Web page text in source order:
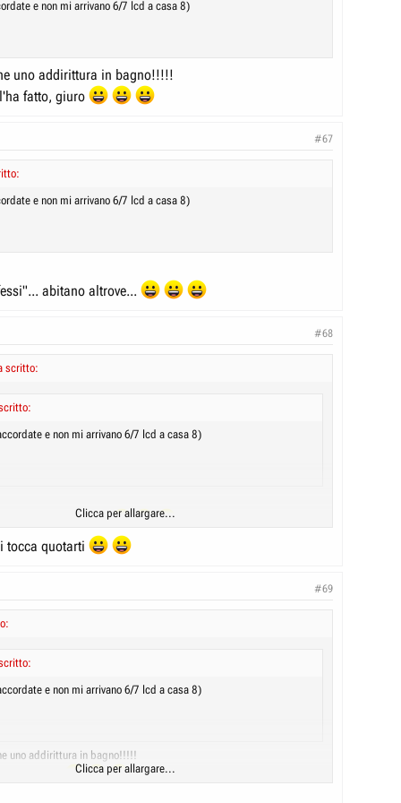
fino ad ora!
8)
cuorein azienducola... certe cose non passeranno mai!!
mi devo ricredere... :thumbdown:
:twisted: consigli Girigì... sei anche in grado di metterli in
e non mi arrivano 6/7 lcd a casa 8)
uno addirittura in bagno!!!!!
fatto, giuro
#67
e non mi arrivano 6/7 lcd a casa 8)
abitano altrove...
#68
scritto:
e non mi arrivano 6/7 lcd a casa 8)
Clicca per allargare...
abitano altrove...
Clicca per allargare...
tocca quotarti
#69
e non mi arrivano 6/7 lcd a casa 8)
uno addirittura in bagno!!!!!
Clicca per allargare...